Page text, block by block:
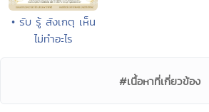
• รับ รู้ สังเกตุ เห็น
ไม่ทำอะไร
#เนื้อหาที่เกี่ยวข้อง